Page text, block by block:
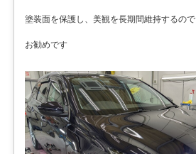
塗装面を保護し、美観を長期間維持するので
お勧めです